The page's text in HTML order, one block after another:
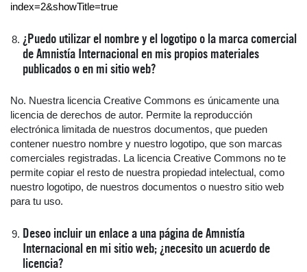
index=2&showTitle=true
¿Puedo utilizar el nombre y el logotipo o la marca comercial
de Amnistía Internacional en mis propios materiales
publicados o en mi sitio web?
No. Nuestra licencia Creative Commons es únicamente una
licencia de derechos de autor. Permite la reproducción
electrónica limitada de nuestros documentos, que pueden
contener nuestro nombre y nuestro logotipo, que son marcas
comerciales registradas. La licencia Creative Commons no te
permite copiar el resto de nuestra propiedad intelectual, como
nuestro logotipo, de nuestros documentos o nuestro sitio web
para tu uso.
Deseo incluir un enlace a una página de Amnistía
Internacional en mi sitio web; ¿necesito un acuerdo de
licencia?